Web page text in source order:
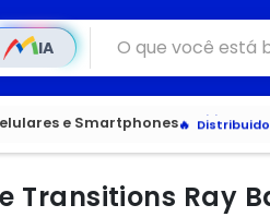
IA
e Smartphones
Veja os
Transitions Ray